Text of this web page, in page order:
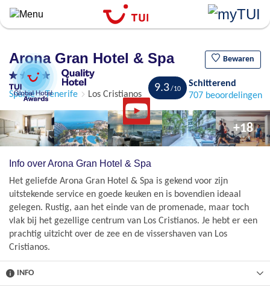
Overslaan
algemene
inhoud
gaan
Arona Gran Hotel & Spa Bewaren
Spanje Tenerife Los Cristianos
9.3
Schitterend
707 beoordelingen
+18
Info over Arona Gran Hotel & Spa
Het geliefde Arona Gran Hotel & Spa is gekend voor zijn
uitstekende service en goede keuken en is bovendien ideaal
gelegen. Rustig, aan het einde van de promenade, maar toch
vlak bij het gezellige centrum van Los Cristianos. Je hebt er een
prachtig uitzicht over de zee en de vissershaven van Los
Cristianos.
INFO